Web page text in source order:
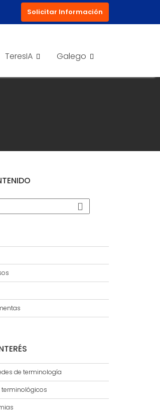
Solicitar Información
TeresIA Galego
de terminología
terminológicos